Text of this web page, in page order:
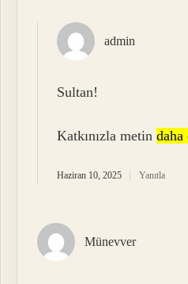
admin
Sultan!
Katkınızla metin
Haziran 10, 2025 Yanıtla
Münevver